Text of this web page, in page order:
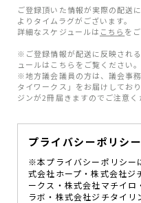
ご登録頂いた情報が実際の配送
よりタイムラグがございます。
詳細なスケジュールは こちら を
※ご登録情報が配送に反映され
ュールはこちらをご覧ください。
※地方議会議員の方は、議会事
タイワークス」をお届けしてお
ジンが2冊届きますのでご注意く
プライバシーポリシー
※本プライバシーポリシー
式会社ホープ・株式会社ジ
ークス・株式会社マチイロ
ラボ・株式会社ジチタイリ